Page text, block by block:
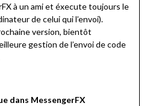
à un ami et éxecute toujours le
de celui qui l’envoi).
version, bientôt
gestion de l’envoi de code
dans MessengerFX